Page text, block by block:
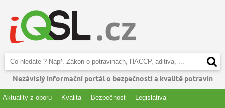
Nezávislý informační portál o bezpečnosti a kvalitě potravin
Aktuality z oboru Kvalita Bezpečnost Legislativa